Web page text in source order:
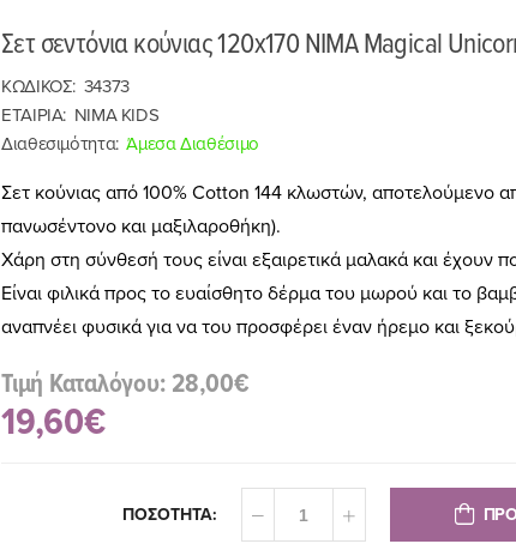
Σετ σεντόνια κούνιας 120x170 ΝΙΜΑ Magical
ΚΩΔΙΚΟΣ: 34373
ΕΤΑΙΡΙΑ: NIMA KIDS
Διαθεσιμότητα: Άμεσα Διαθέσιμο
Σετ κούνιας από 100% Cotton 144 κλωστών, αποτελούμενο
πανωσέντονο και μαξιλαροθήκη).
Χάρη στη σύνθεσή τους είναι εξαιρετικά μαλακά και έχουν
Είναι φιλικά προς το ευαίσθητο δέρμα του μωρού και το
αναπνέει φυσικά για να του προσφέρει έναν ήρεμο και
Τιμή Καταλόγου: 28,00€
19,60€
ΠΟΣΟΤΗΤΑ: